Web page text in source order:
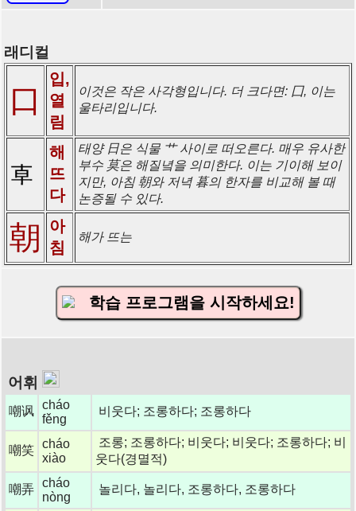
래디컬
口
입,
열
림
이것은 작은 사각형입니다. 더 크다면: 囗, 이는
울타리입니다.
해
뜨
다
태양 日은 식물 艹 사이로 떠오른다. 매우 유사한
부수 莫은 해질녘을 의미한다. 이는 기이해 보이
지만, 아침 朝와 저녁 暮의 한자를 비교해 볼 때
논증될 수 있다.
朝
아
침
해가 뜨는
학습 프로그램을 시작하세요!
어휘
嘲讽 cháo
fěng
비웃다; 조롱하다; 조롱하다
嘲笑 cháo
xiào
조롱; 조롱하다; 비웃다; 비웃다; 조롱하다; 비
웃다(경멸적)
嘲弄 cháo
nòng
놀리다, 놀리다, 조롱하다, 조롱하다